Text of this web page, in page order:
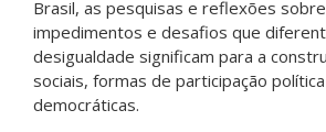
Brasil, as pesquisas e reflexões
impedimentos e desafios que
desigualdade significam para a
sociais, formas de participação
democráticas.